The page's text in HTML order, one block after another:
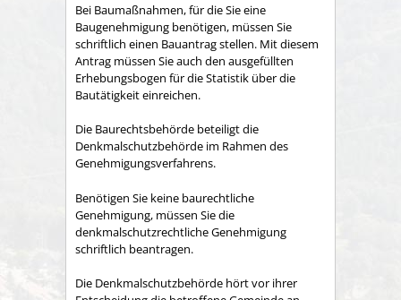
Bei Baumaßnahmen, für die Sie eine
Baugenehmigung benötigen, müssen Sie
schriftlich einen Bauantrag stellen. Mit diesem
Antrag müssen Sie auch den ausgefüllten
Erhebungsbogen für die Statistik über die
Bautätigkeit einreichen.
Die Baurechtsbehörde beteiligt die
Denkmalschutzbehörde im Rahmen des
Genehmigungsverfahrens.
Benötigen Sie keine baurechtliche
Genehmigung, müssen Sie die
denkmalschutzrechtliche Genehmigung
schriftlich beantragen.
Die Denkmalschutzbehörde hört vor ihrer